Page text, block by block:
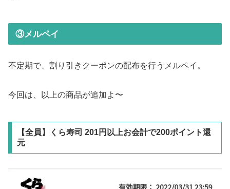
③メルペイ
不定期で、割り引きクーポンの配布を行うメルペイ。
今回は、以上の商品が追加よ〜
【全員】くら寿司 201円以上お会計で200ポイント還
元